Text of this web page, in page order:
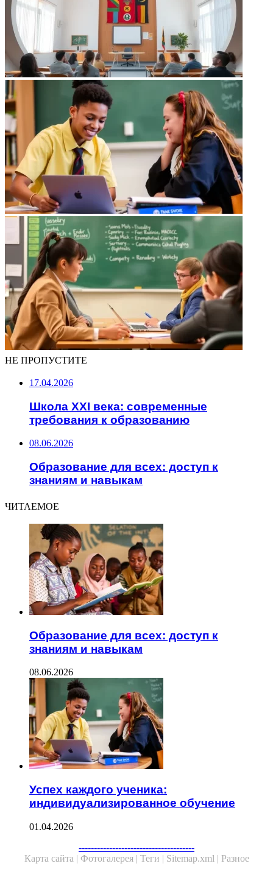
НЕ ПРОПУСТИТЕ
17.04.2026
Школа XXI века: современные
требования к образованию
08.06.2026
Образование для всех: доступ к
знаниям и навыкам
ЧИТАЕМОЕ
Образование для всех: доступ к
знаниям и навыкам
08.06.2026
Успех каждого ученика:
индивидуализированное обучение
01.04.2026
--------------------------------------
Карта сайта | Фотогалерея | Теги | Sitemap.xml | Разное